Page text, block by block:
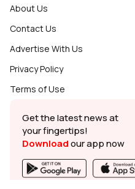
About Us
Contact Us
Advertise With Us
Privacy Policy
Terms of Use
Get the latest news at
your fingertips!
Downloadour app now